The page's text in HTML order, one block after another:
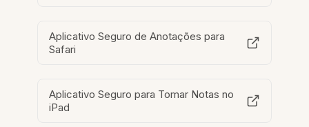
Aplicativo Seguro de Anotações para
Safari
Aplicativo Seguro para Tomar Notas no
iPad